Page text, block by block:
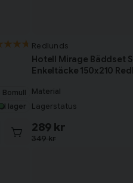
Bomull
I lager
Redlunds
Hotell Mirage Bäddset
Enkeltäcke 150x210
Material
Lagerstatus
349 kr
289 kr